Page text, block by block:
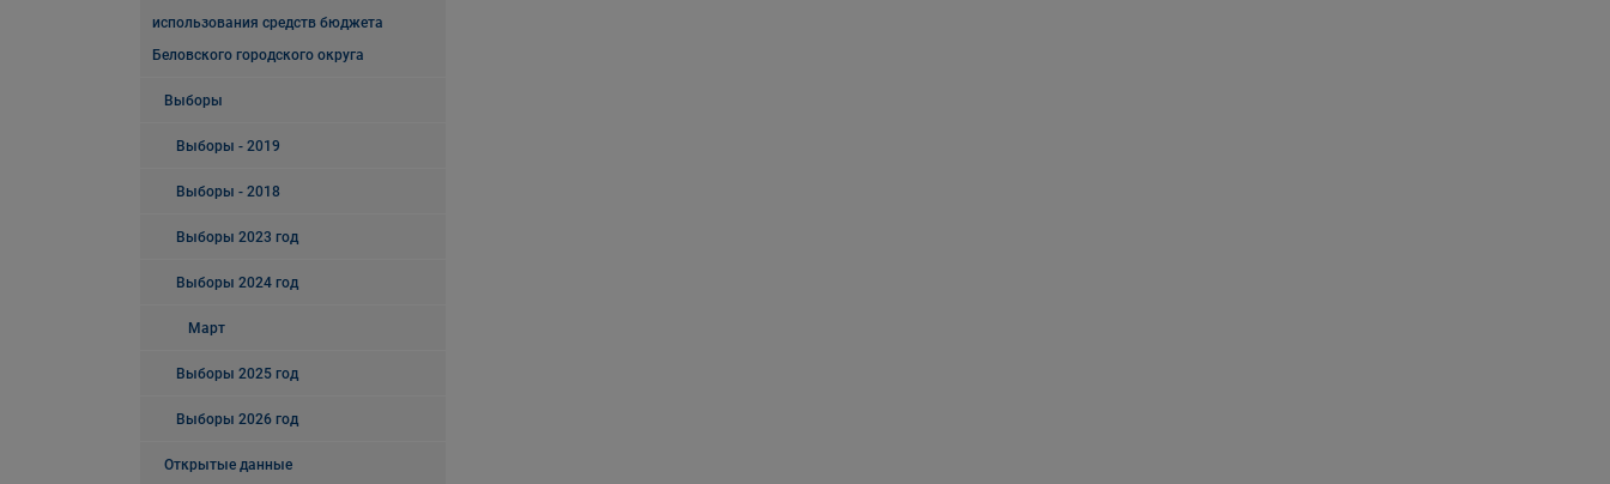
использования средств бюджета
Беловского городского округа
Выборы
Выборы - 2019
Выборы - 2018
Выборы 2023 год
Выборы 2024 год
Март
Выборы 2025 год
Выборы 2026 год
Открытые данные